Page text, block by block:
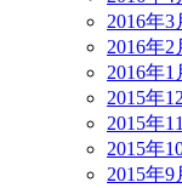
2016年3
2016年2
2016年1
2015年
2015年
2015年
2015年9